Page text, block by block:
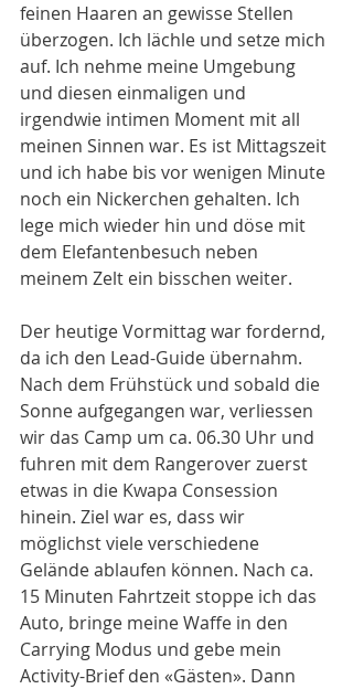
feinen Haaren an gewisse Stellen
überzogen. Ich lächle und setze mich
auf. Ich nehme meine Umgebung
und diesen einmaligen und
irgendwie intimen Moment mit all
meinen Sinnen war. Es ist Mittagszeit
und ich habe bis vor wenigen Minute
noch ein Nickerchen gehalten. Ich
lege mich wieder hin und döse mit
dem Elefantenbesuch neben
meinem Zelt ein bisschen weiter.
Der heutige Vormittag war fordernd,
da ich den Lead-Guide übernahm.
Nach dem Frühstück und sobald die
Sonne aufgegangen war, verliessen
wir das Camp um ca. 06.30 Uhr und
fuhren mit dem Rangerover zuerst
etwas in die Kwapa Consession
hinein. Ziel war es, dass wir
möglichst viele verschiedene
Gelände ablaufen können. Nach ca.
15 Minuten Fahrtzeit stoppe ich das
Auto, bringe meine Waffe in den
Carrying Modus und gebe mein
Activity-Brief den «Gästen». Dann